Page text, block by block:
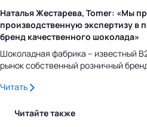
Наталья Жестарева, Tomer: «Мы
производственную экспертизу в
бренд качественного шоколада»
Шоколадная фабрика – известный
рынок собственный розничный
Читать
Читайте также